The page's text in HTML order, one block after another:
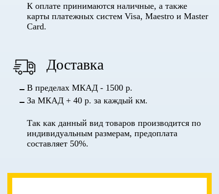
К оплате принимаются наличные, а также
карты платежных систем Visa, Maestro и Master
Card.
Доставка
В пределах МКАД - 1500 р.
За МКАД + 40 р. за каждый км.
Так как данный вид товаров производится по
индивидуальным размерам, предоплата
составляет 50%.